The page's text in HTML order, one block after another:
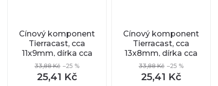
Cínový komponent
Tierracast, cca
11x9mm, dírka cca
4,2mm
33,88 Kč –25 %
25,41 Kč
Cínový komponent
Tierracast, cca
13x8mm, dírka cca
4,2mm
33,88 Kč –25 %
25,41 Kč